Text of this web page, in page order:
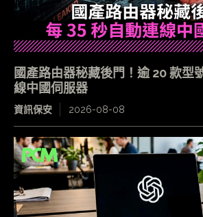
國產路由器秘藏後門！逾 20 款型
線中國伺服器
資訊保安 2026-08-08